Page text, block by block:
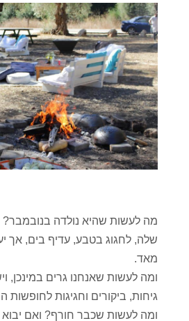
מה לעשות שהיא נולדה
שלה, לחגוג בטבע, עדיף בים, אך
מאד.
ומה לעשות שאנחנו גרים במינכן,
גיחות, ביקורים וחגיגות לחופשות
ומה לעשות שכבר חורף? ואם